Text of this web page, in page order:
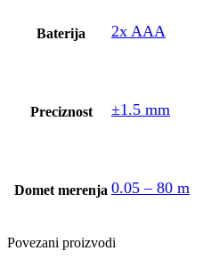
Baterija 2x AAA
Preciznost ±1.5 mm
Domet merenja 0.05 – 80 m
Povezani proizvodi